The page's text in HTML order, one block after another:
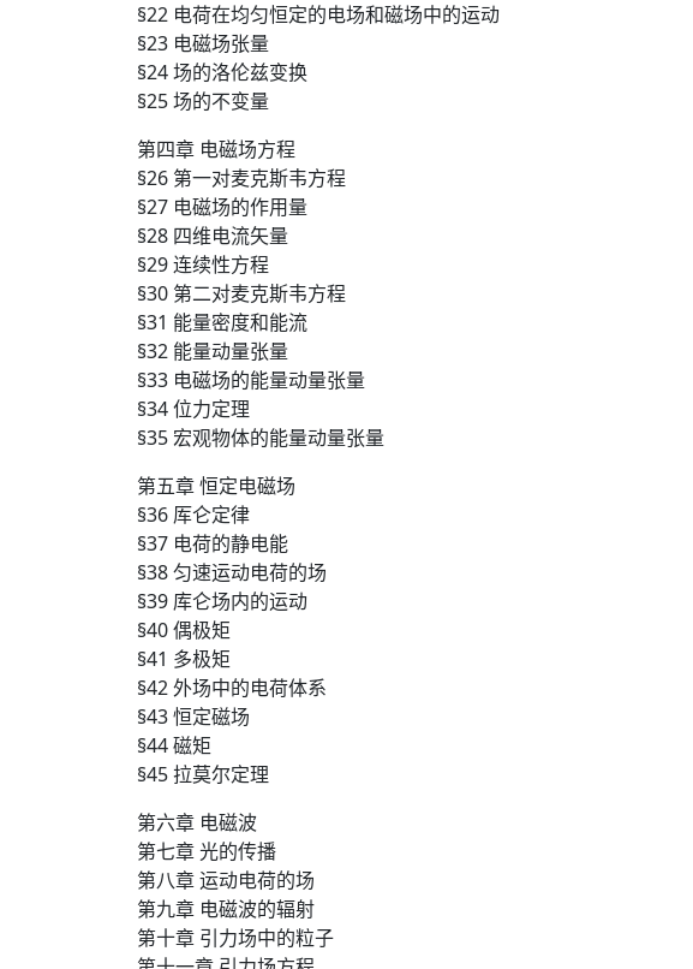
§22 电荷在均匀恒定的电场和磁场中的运动
§23 电磁场张量
§24 场的洛伦兹变换
§25 场的不变量
第四章 电磁场方程
§26 第一对麦克斯韦方程
§27 电磁场的作用量
§28 四维电流矢量
§29 连续性方程
§30 第二对麦克斯韦方程
§31 能量密度和能流
§32 能量动量张量
§33 电磁场的能量动量张量
§34 位力定理
§35 宏观物体的能量动量张量
第五章 恒定电磁场
§36 厍仑定律
§37 电荷的静电能
§38 匀速运动电荷的场
§39 库仑场内的运动
§40 偶极矩
§41 多极矩
§42 外场中的电荷体系
§43 恒定磁场
§44 磁矩
§45 拉莫尔定理
第六章 电磁波
第七章 光的传播
第八章 运动电荷的场
第九章 电磁波的辐射
第十章 引力场中的粒子